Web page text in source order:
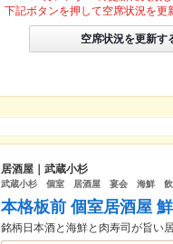
下記ボタンを押して空席状況を更
空席状況を更新す
居酒屋｜武蔵小杉
武蔵小杉 個室 居酒屋 宴会 海鮮 飲
本格板前 個室居酒屋
銘柄日本酒と海鮮と肉寿司が旨い